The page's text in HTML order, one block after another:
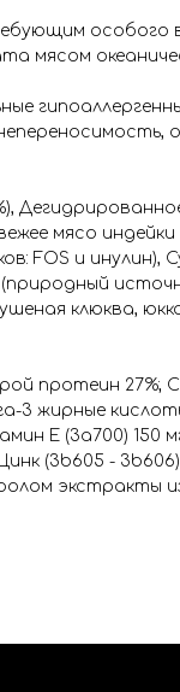
особого
мясом
мясо
FOS и инулин),
клюква,
протеин 27%;
3 жирные
Е (3а700) 150
(3b605 -
экстракты